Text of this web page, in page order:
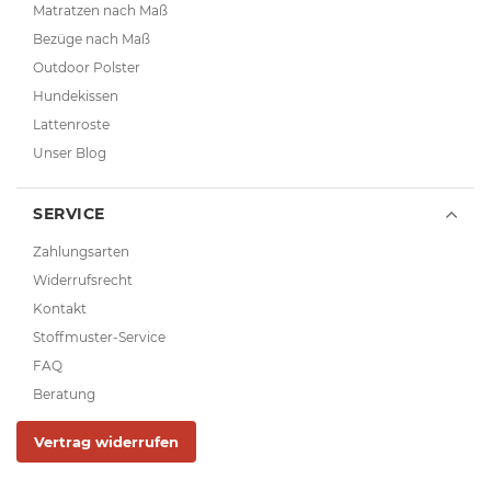
Matratzen nach Maß
Bezüge nach Maß
Outdoor Polster
Hundekissen
Lattenroste
Unser Blog
SERVICE
Zahlungsarten
Widerrufsrecht
Kontakt
Stoffmuster-Service
FAQ
Beratung
Vertrag widerrufen